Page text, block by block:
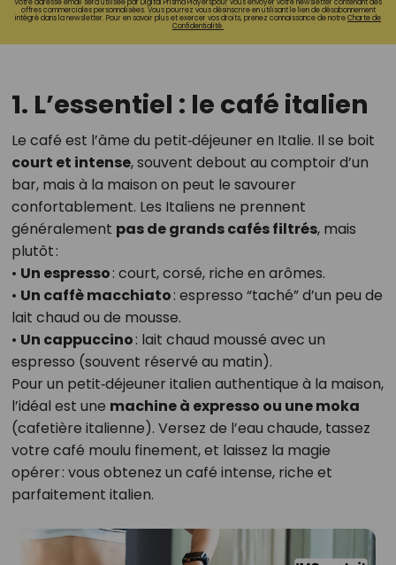
Votre adresse email sera utilisée par Digital Prisma Playerspour vous envoyer votre newsletter contenant des
offres commerciales personnalisées. Vous pourrez vous désinscrire en utilisant le lien de désabonnement
intégré dans la newsletter. Pour en savoir plus et exercer vos droits, prenez connaissance de notreCharte de
Confidentialité.
1. L’essentiel : le café italien
Le café est l’âme du petit‑déjeuner en Italie. Il se boit
court et intense, souvent debout au comptoir d’un
bar, mais à la maison on peut le savourer
confortablement. Les Italiens ne prennent
généralement pas de grands cafés filtrés, mais
plutôt :
• Un espresso: court, corsé, riche en arômes.
• Un caffè macchiato: espresso “taché” d’un peu de
lait chaud ou de mousse.
• Un cappuccino: lait chaud moussé avec un
espresso (souvent réservé au matin).
Pour un petit‑déjeuner italien authentique à la maison,
l’idéal est une machine à expresso ou une moka
(cafetière italienne). Versez de l’eau chaude, tassez
votre café moulu finement, et laissez la magie
opérer : vous obtenez un café intense, riche et
parfaitement italien.